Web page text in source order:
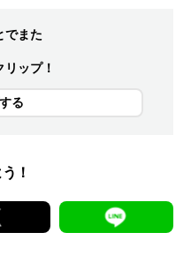
でまた
ップ！
る
！